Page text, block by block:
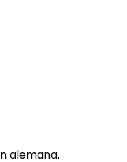
alemana.